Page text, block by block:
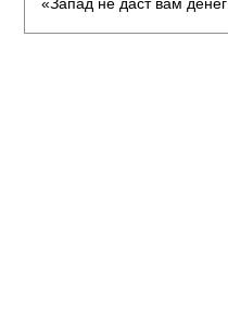
«Запад не даст вам